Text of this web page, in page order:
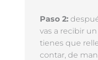
Paso 2:
vas a recibir
tienes que
contar, de